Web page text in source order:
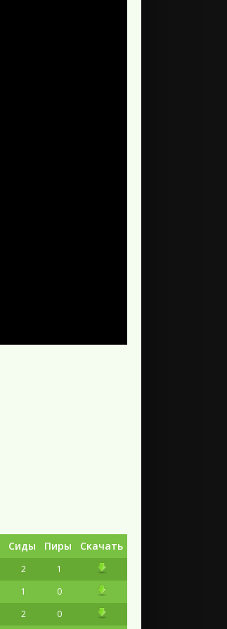
Сиды Пиры Скачать
2
1
1
0
2
0